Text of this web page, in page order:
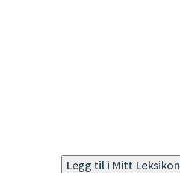
Legg til i Mitt Leksikon